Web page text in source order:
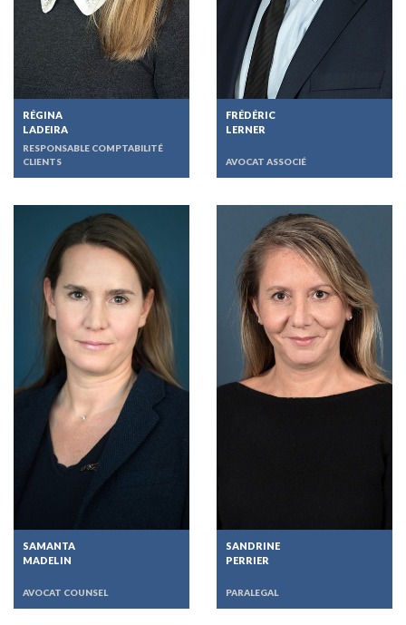
RÉGINA
LADEIRA
RESPONSABLE COMPTABILITÉ
CLIENTS
FRÉDÉRIC
LERNER
AVOCAT ASSOCIÉ
SAMANTA
MADELIN
AVOCAT COUNSEL
SANDRINE
PERRIER
PARALEGAL